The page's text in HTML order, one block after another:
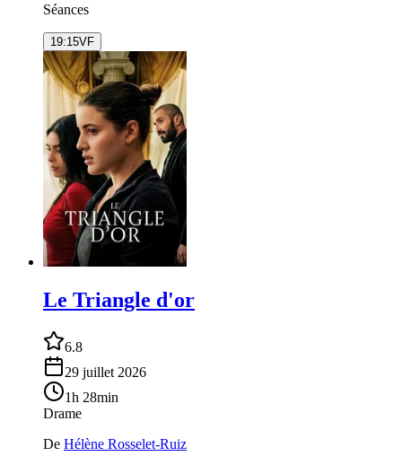
Séances
19:15VF
Le Triangle d'or
6.8
29 juillet 2026
1h 28min
Drame
De Hélène Rosselet-Ruiz